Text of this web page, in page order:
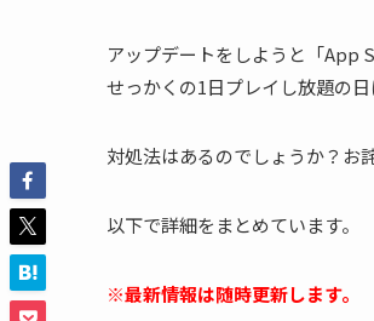
アップデートをしようと「App
せっかくの1日プレイし放題の日
対処法はあるのでしょうか？お
以下で詳細をまとめています。
※最新情報は随時更新します。